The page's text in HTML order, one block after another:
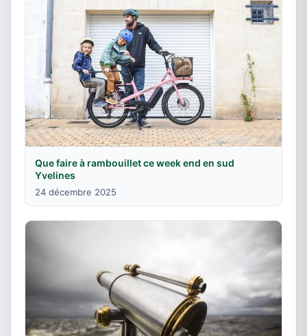
Que faire à rambouillet ce week end en sud
Yvelines
24 décembre 2025